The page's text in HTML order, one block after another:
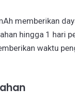
memberikan
hingga 1 hari
waktu